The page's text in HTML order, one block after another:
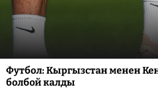
Футбол: Кыргызстан менен
болбой калды